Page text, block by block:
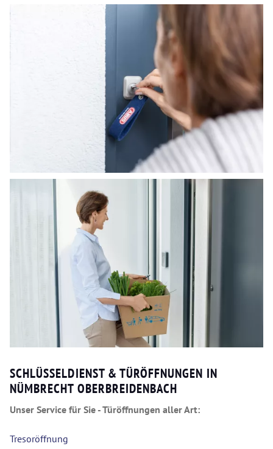
SCHLÜSSELDIENST & TÜRÖFFNUNGEN IN
NÜMBRECHT OBERBREIDENBACH
Unser Service für Sie - Türöffnungen aller Art:
Tresoröffnung